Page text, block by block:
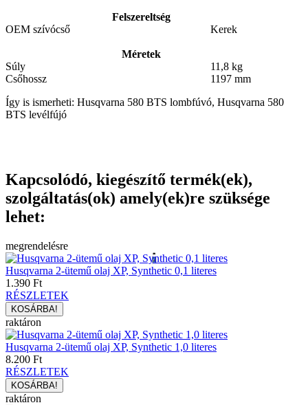
Felszereltség
OEM szívócső
Kerek
Méretek
Súly
11,8 kg
Csőhossz
1197 mm
Így is ismerheti: Husqvarna 580 BTS lombfúvó, Husqvarna 580
BTS levélfújó
Kapcsolódó, kiegészítő termék(ek),
szolgáltatás(ok) amely(ek)re szüksége
lehet:
megrendelésre
Husqvarna 2-ütemű olaj XP, Synthetic 0,1 literes
1.390 Ft
RÉSZLETEK
raktáron
Husqvarna 2-ütemű olaj XP, Synthetic 1,0 literes
8.200 Ft
RÉSZLETEK
raktáron